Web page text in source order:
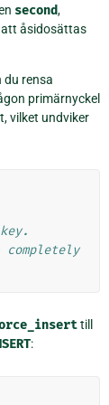
second,
att åsidosättas
du rensa
primärnyckel
vilket undviker
till
: